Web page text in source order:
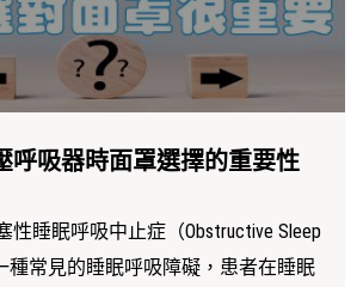
呼吸器時面罩選擇的重要性
性睡眠呼吸中止症（Obstructive Sleep
種常見的睡眠呼吸障礙，患者在睡眠